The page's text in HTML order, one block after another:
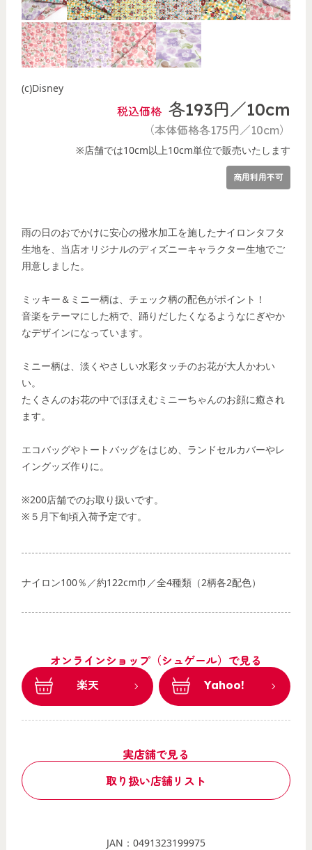
(c)Disney
税込価格 各193円／10cm
（本体価格各175円／10cm）
※店舗では10cm以上10cm単位で販売いたします
商用利用不可
雨の日のおでかけに安心の撥水加工を施したナイロンタフタ
生地を、当店オリジナルのディズニーキャラクター生地でご
用意しました。
ミッキー＆ミニー柄は、チェック柄の配色がポイント！
音楽をテーマにした柄で、踊りだしたくなるようなにぎやか
なデザインになっています。
ミニー柄は、淡くやさしい水彩タッチのお花が大人かわい
い。
たくさんのお花の中でほほえむミニーちゃんのお顔に癒され
ます。
エコバッグやトートバッグをはじめ、ランドセルカバーやレ
イングッズ作りに。
※200店舗でのお取り扱いです。
※５月下旬頃入荷予定です。
ナイロン100％／約122cm巾／全4種類（2柄各2配色）
オンラインショップ（シュゲール）で見る
楽天
Yahoo!
実店舗で見る
取り扱い店舗リスト
JAN：0491323199975